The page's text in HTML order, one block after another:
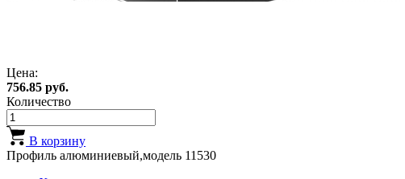
Цена:
756.85 руб.
Количество
В корзину
Профиль алюминиевый,модель 11530